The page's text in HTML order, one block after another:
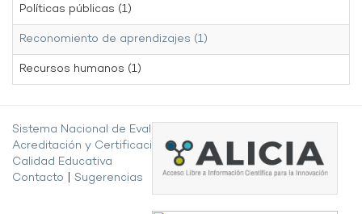
Políticas públicas (1)
Reconomiento de aprendizajes (1)
Recursos humanos (1)
Sistema Nacional de Evaluación,
Acreditación y Certificación de la
Calidad Educativa
Contacto
Sugerencias